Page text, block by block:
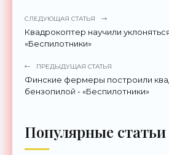
СЛЕДУЮЩАЯ СТАТЬЯ
Квадрокоптер научили
«Беспилотники»
ПРЕДЫДУЩАЯ СТАТЬЯ
Финские фермеры построили
бензопилой - «Беспилотники»
Популярные статьи